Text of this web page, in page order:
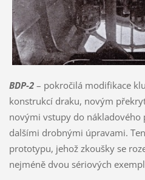
BDP-2– pokročilá modifikace
konstrukcí draku, novým
novými vstupy do
dalšími drobnými úpravami.
prototypu, jehož zkoušky se
nejméně dvou sériových